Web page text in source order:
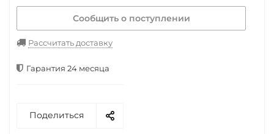
Сообщить о поступлении
Рассчитать доставку
Гарантия 24 месяца
Поделиться